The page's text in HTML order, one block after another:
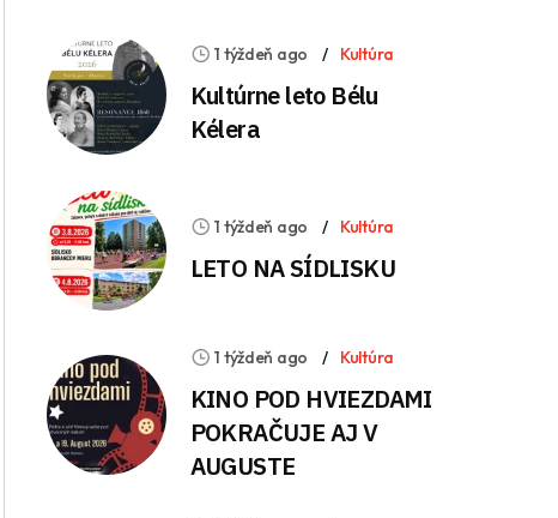
1 týždeň ago Kultúra
Kultúrne leto Bélu
Kélera
1 týždeň ago Kultúra
LETO NA SÍDLISKU
1 týždeň ago Kultúra
KINO POD HVIEZDAMI
POKRAČUJE AJ V
AUGUSTE